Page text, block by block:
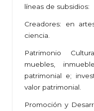
líneas de subsidios:
Creadores: en
ciencia.
Patrimonio
muebles,
patrimonial e;
valor patrimonial.
Promoción y